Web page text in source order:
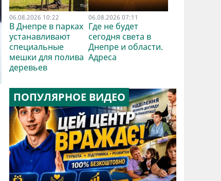
06.08.2026 10:22
В Днепре в парках
устанавливают
специальные
мешки для полива
деревьев
06.08.2026 07:11
Где не будет
сегодня света в
Днепре и области.
Адреса
ПОПУЛЯРНОЕ ВИДЕО